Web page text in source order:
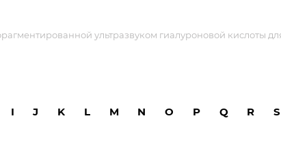
ультразвуком гиалуроновой кислоты
I J K L M N O P Q R S